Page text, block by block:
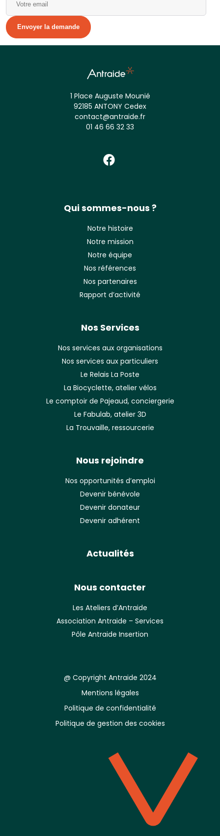
Alternative:
1 Place Auguste Mounié
92185 ANTONY Cedex
contact@antraide.fr
01 46 66 32 33
Qui sommes-nous ?
Notre histoire
Notre mission
Notre équipe
Nos références
Nos partenaires
Rapport d’activité
Nos Services
Nos services aux organisations
Nos services aux particuliers
Le Relais La Poste
La Biocyclette, atelier vélos
Le comptoir de Pajeaud, conciergerie
Le Fabulab, atelier 3D
La Trouvaille, ressourcerie
Nous rejoindre
Nos opportunités d’emploi
Devenir bénévole
Devenir donateur
Devenir adhérent
Actualités
Nous contacter
Les Ateliers d’Antraide
Association Antraide – Services
Pôle Antraide Insertion
@ Copyright Antraide 2024
Mentions légales
Politique de confidentialité
Politique de gestion des cookies